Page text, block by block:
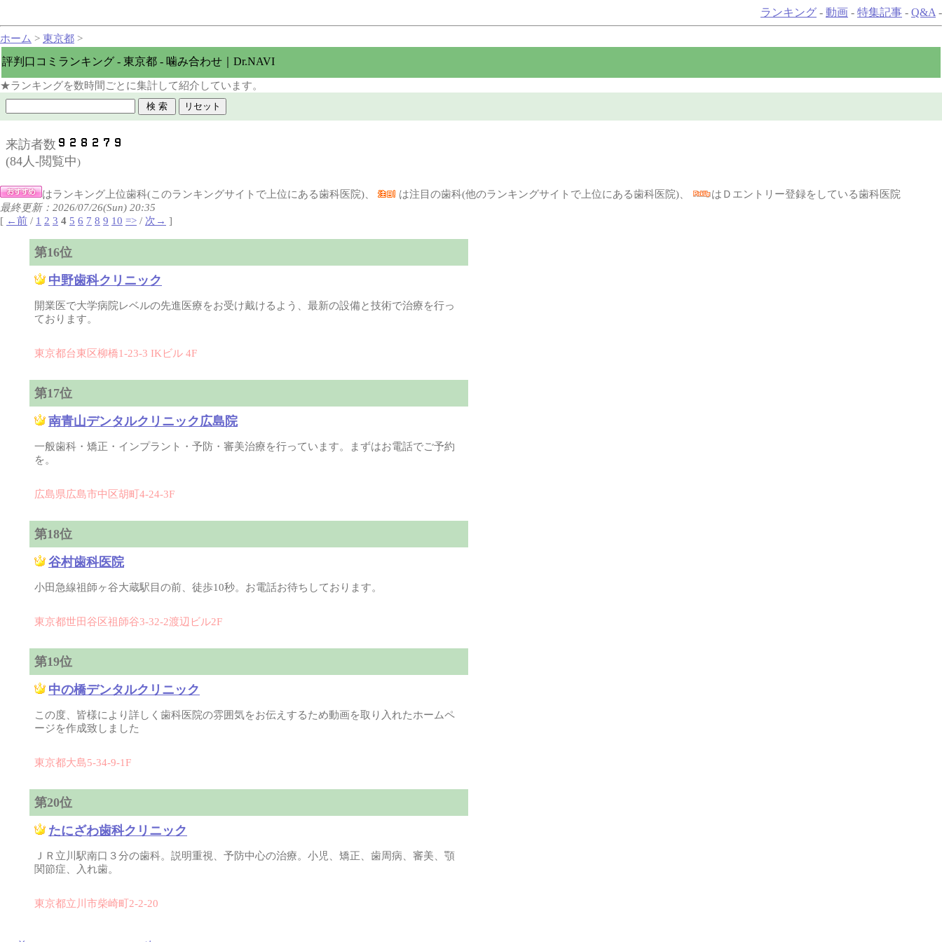
ランキング - 動画 - 特集記事 - Q&A -
ホーム > 東京都 >
評判口コミランキング - 東京都 - 噛み合わせ｜Dr.NAVI
★ランキングを数時間ごとに集計して紹介しています。
来訪者数
(84人-閲覧中)
はランキング上位歯科(このランキングサイトで上位にある歯科医院)、 は注目の歯科(他のランキングサイトで上位にある歯科医院)、
はＤエントリー登録をしている歯科医院
最終更新：2026/07/26(Sun) 20:35
[ ←前 / 1 2 3 4 5 6 7 8 9 10 => / 次→ ]
第16位
中野歯科クリニック
開業医で大学病院レベルの先進医療をお受け戴けるよう、最新の設備と技術で治療を行っ
ております。
東京都台東区柳橋1-23-3 IKビル 4F
第17位
南青山デンタルクリニック広島院
一般歯科・矯正・インプラント・予防・審美治療を行っています。まずはお電話でご予約
を。
広島県広島市中区胡町4-24-3F
第18位
谷村歯科医院
小田急線祖師ヶ谷大蔵駅目の前、徒歩10秒。お電話お待ちしております。
東京都世田谷区祖師谷3-32-2渡辺ビル2F
第19位
中の橋デンタルクリニック
この度、皆様により詳しく歯科医院の雰囲気をお伝えするため動画を取り入れたホームペ
ージを作成致しました
東京都大島5-34-9-1F
第20位
たにざわ歯科クリニック
ＪＲ立川駅南口３分の歯科。説明重視、予防中心の治療。小児、矯正、歯周病、審美、顎
関節症、入れ歯。
東京都立川市柴崎町2-2-20